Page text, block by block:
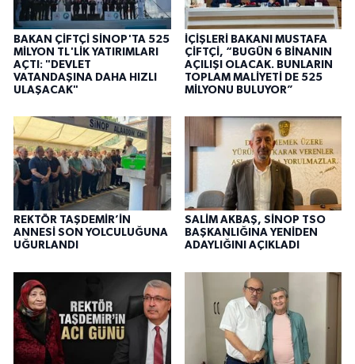
BAKAN ÇİFTÇİ SİNOP'TA 525
MİLYON TL'LİK YATIRIMLARI
AÇTI: "DEVLET
VATANDAŞINA DAHA HIZLI
ULAŞACAK"
İÇİŞLERİ BAKANI MUSTAFA
ÇİFTÇİ, “BUGÜN 6 BİNANIN
AÇILIŞI OLACAK. BUNLARIN
TOPLAM MALİYETİ DE 525
MİLYONU BULUYOR”
REKTÖR TAŞDEMİR’İN
ANNESİ SON YOLCULUĞUNA
UĞURLANDI
SALİM AKBAŞ, SİNOP TSO
BAŞKANLIĞINA YENİDEN
ADAYLIĞINI AÇIKLADI